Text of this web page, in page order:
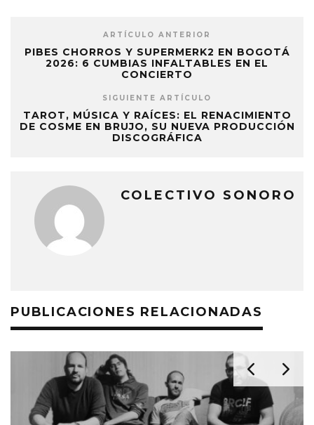
ARTÍCULO ANTERIOR
PIBES CHORROS Y SUPERMERK2 EN BOGOTÁ
2026: 6 CUMBIAS INFALTABLES EN EL
CONCIERTO
SIGUIENTE ARTÍCULO
TAROT, MÚSICA Y RAÍCES: EL RENACIMIENTO
DE COSME EN BRUJO, SU NUEVA PRODUCCIÓN
DISCOGRÁFICA
COLECTIVO SONORO
PUBLICACIONES RELACIONADAS